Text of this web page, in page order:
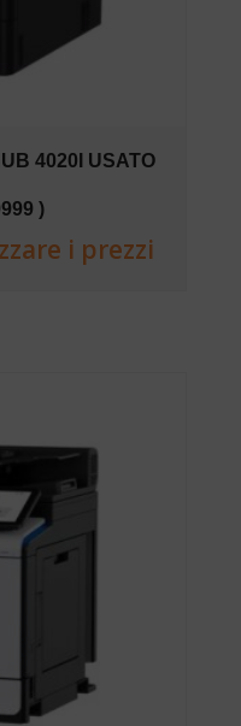
4020I USATO
)
i prezzi